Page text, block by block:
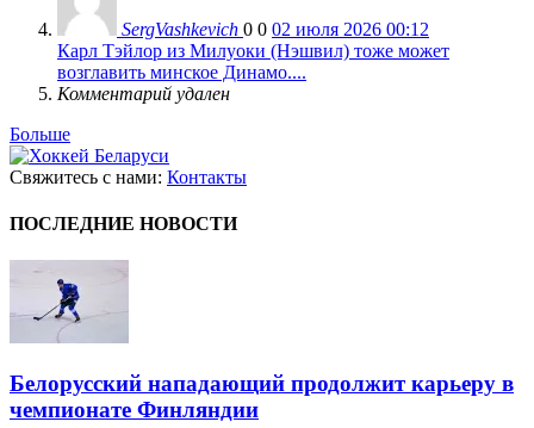
SergVashkevich 0 0 02 июля 2026 00:12
Карл Тэйлор из Милуоки (Нэшвил) тоже может
возглавить минское Динамо....
Комментарий удален
Больше
Свяжитесь с нами: Контакты
ПОСЛЕДНИЕ НОВОСТИ
Белорусский нападающий продолжит карьеру в
чемпионате Финляндии